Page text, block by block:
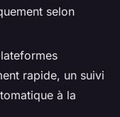
selon
rapide, un suivi
à la